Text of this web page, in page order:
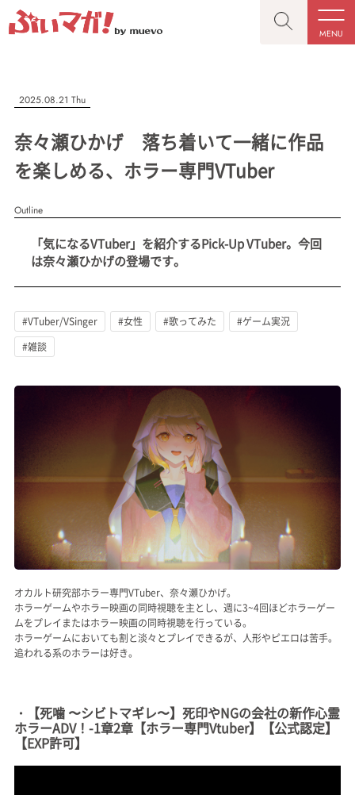
MENU
CLOSE
記事を検索する
人気ワード
#VTuber/VSinger #男性 #女性 #バ美肉 #男の娘
#Vtuberグループ
CLOSE
“推しへの応援を形にする”VTuber専門メディア
MENU
記事一覧
会社概要
お問い合わせ
muevoクラウドファンディング
muevoコミュニティ
ぶいクラ！by muevo
FUKAKACHI+
Follow us
2025.08.21 Thu
奈々瀬ひかげ 落ち着いて一緒に作品
を楽しめる、ホラー専門VTuber
Outline
「気になるVTuber」を紹介するPick-Up VTuber。今回
は奈々瀬ひかげの登場です。
#VTuber/VSinger #女性 #歌ってみた
#ゲーム実況
#雑談
オカルト研究部ホラー専門VTuber、奈々瀬ひかげ。
ホラーゲームやホラー映画の同時視聴を主とし、週に3~4回ほどホラーゲー
ムをプレイまたはホラー映画の同時視聴を行っている。
ホラーゲームにおいても割と淡々とプレイできるが、人形やピエロは苦手。
追われる系のホラーは好き。
・【死噛 〜シビトマギレ〜】死印やNGの会社の新作心霊
ホラーADV！-1章2章【ホラー専門Vtuber】【公式認定】
【EXP許可】